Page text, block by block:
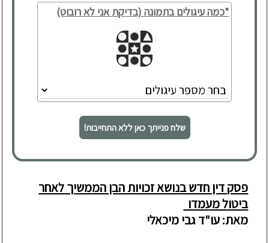
*כמה עיגולים בתמונה (בדיקת אני לא רובוט)
שלח פנייתך כאן ללא התחייבות!
פסק דין חדש בנושא זכויות הבן הממשיך לאחר
ביטול מעמדו
מאת: עו"ד גבי מיכאלי